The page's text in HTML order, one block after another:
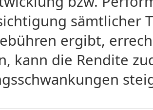
sämtlicher
ergibt,
kann die Rendite